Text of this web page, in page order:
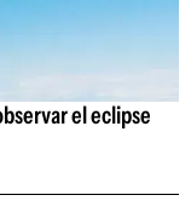
el eclipse